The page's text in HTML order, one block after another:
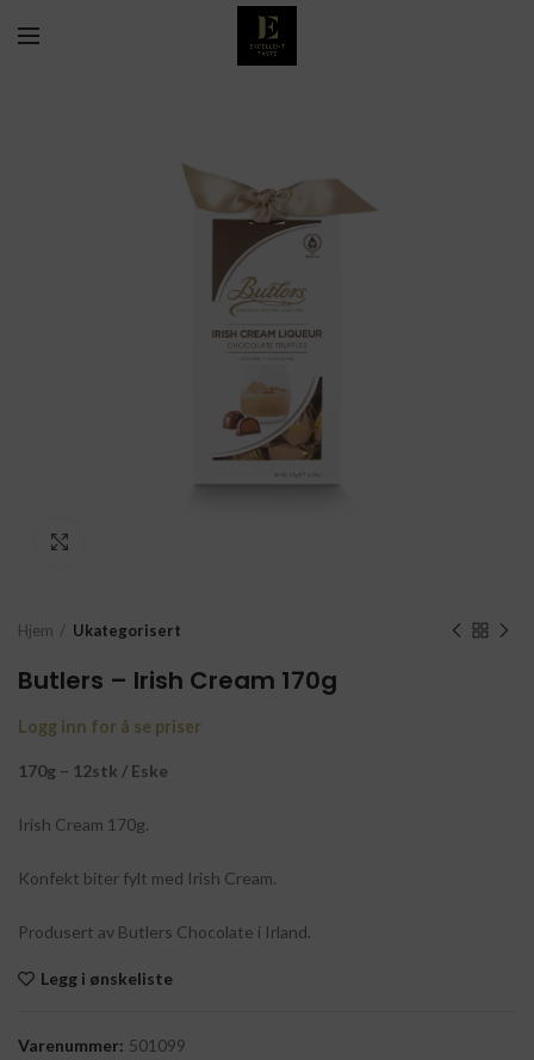
Hjem Ukategorisert
Butlers – Irish Cream 170g
Logg inn for å se priser
170g – 12stk / Eske
Irish Cream 170g.
Konfekt biter fylt med Irish Cream.
Produsert av Butlers Chocolate i Irland.
Legg i ønskeliste
Varenummer: 501099